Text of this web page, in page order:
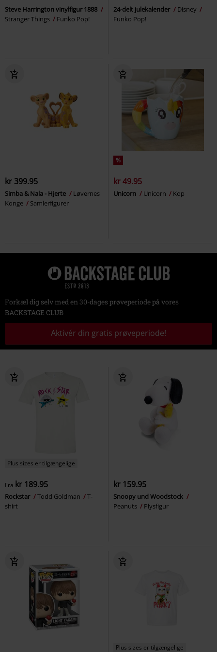
Steve Harrington vinylfigur 1888
Stranger Things
Funko Pop!
24-delt julekalender
Disney
Funko Pop!
kr 399.95
Simba & Nala - Hjerte
Løvernes
Konge
Samlerfigurer
%
kr 49.95
Unicorn Unicorn Kop
Forkæl dig selv med en 30-dages prøveperiode på vores
BACKSTAGE CLUB
Aktivér din gratis prøveperiode!
Plus sizes er tilgængelige
Fra kr 189.95
Rockstar Todd Goldman
T-
shirt
kr 159.95
Snoopy und Woodstock
Peanuts
Plysfigur
Plus sizes er tilgængelige